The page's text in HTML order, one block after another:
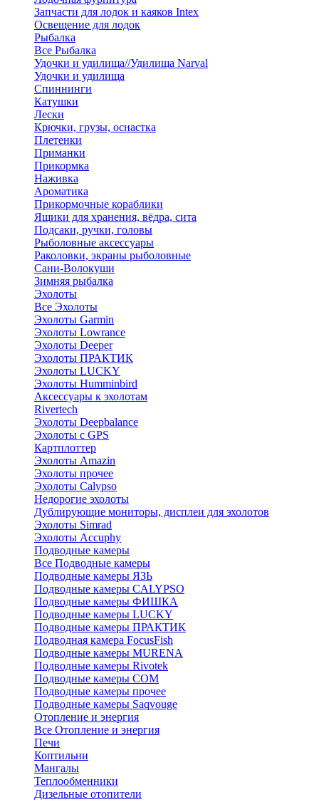
Запчасти для лодок и каяков Intex
Освещение для лодок
Рыбалка
Все Рыбалка
Удочки и удилища//Удилища Narval
Удочки и удилища
Спиннинги
Катушки
Лески
Крючки, грузы, оснастка
Плетенки
Приманки
Прикормка
Наживка
Ароматика
Прикормочные кораблики
Ящики для хранения, вёдра, сита
Подсаки, ручки, головы
Рыболовные аксессуары
Раколовки, экраны рыболовные
Сани-Волокуши
Зимняя рыбалка
Эхолоты
Все Эхолоты
Эхолоты Garmin
Эхолоты Lowrance
Эхолоты Deeper
Эхолоты ПРАКТИК
Эхолоты LUCKY
Эхолоты Humminbird
Аксессуары к эхолотам
Rivertech
Эхолоты Deepbalance
Эхолоты с GPS
Картплоттер
Эхолоты Amazin
Эхолоты прочее
Эхолоты Calypso
Недорогие эхолоты
Дублирующие мониторы, дисплеи для эхолотов
Эхолоты Simrad
Эхолоты Accuphy
Подводные камеры
Все Подводные камеры
Подводные камеры ЯЗЬ
Подводные камеры CALYPSO
Подводные камеры ФИШКА
Подводные камеры LUCKY
Подводные камеры ПРАКТИК
Подводная камера FocusFish
Подводные камеры MURENA
Подводные камеры Rivotek
Подводные камеры СОМ
Подводные камеры прочее
Подводные камеры Saqvouge
Отопление и энергия
Все Отопление и энергия
Печи
Коптильни
Мангалы
Теплообменники
Дизельные отопители